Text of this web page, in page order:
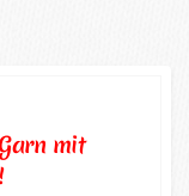
mit